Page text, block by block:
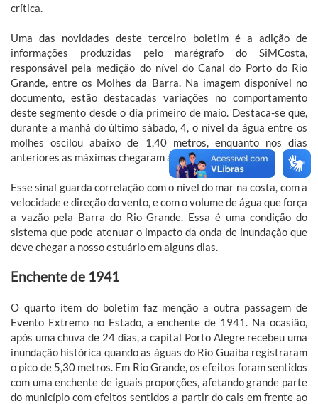
crítica.
Uma das novidades deste terceiro boletim é a adição de
informações produzidas pelo marégrafo do SiMCosta,
responsável pela medição do nível do Canal do Porto do Rio
Grande, entre os Molhes da Barra. Na imagem disponível no
documento, estão destacadas variações no comportamento
deste segmento desde o dia primeiro de maio. Destaca-se que,
durante a manhã do último sábado, 4, o nível da água entre os
molhes oscilou abaixo de 1,40 metros, enquanto nos dias
anteriores as máximas chegaram a 1,90 metros.
Esse sinal guarda correlação com o nível do mar na costa, com a
velocidade e direção do vento, e com o volume de água que força
a vazão pela Barra do Rio Grande. Essa é uma condição do
sistema que pode atenuar o impacto da onda de inundação que
deve chegar a nosso estuário em alguns dias.
Enchente de 1941
O quarto item do boletim faz menção a outra passagem de
Evento Extremo no Estado, a enchente de 1941. Na ocasião,
após uma chuva de 24 dias, a capital Porto Alegre recebeu uma
inundação histórica quando as águas do Rio Guaíba registraram
o pico de 5,30 metros. Em Rio Grande, os efeitos foram sentidos
com uma enchente de iguais proporções, afetando grande parte
do município com efeitos sentidos a partir do cais em frente ao